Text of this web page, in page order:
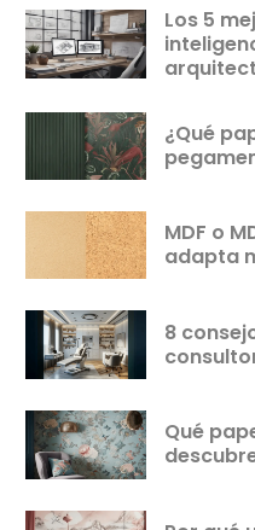
Los 5
¿Qué
MDF o
adapta
8
Qué